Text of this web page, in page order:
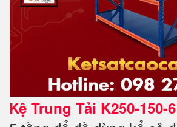
Kệ Trung Tải K250-150-6